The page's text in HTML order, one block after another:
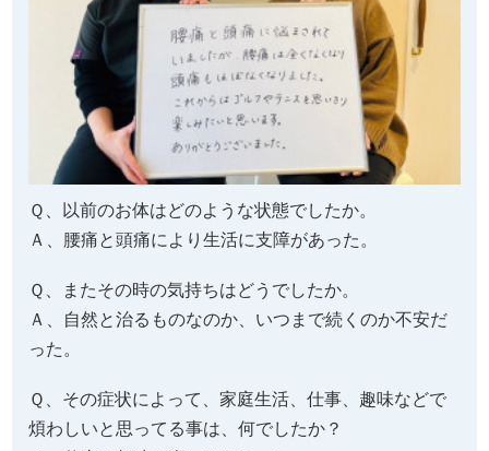
Ｑ、以前のお体はどのような状態でしたか。
Ａ、腰痛と頭痛により生活に支障があった。
Ｑ、またその時の気持ちはどうでしたか。
Ａ、自然と治るものなのか、いつまで続くのか不安だ
った。
Ｑ、その症状によって、家庭生活、仕事、趣味などで
煩わしいと思ってる事は、何でしたか？